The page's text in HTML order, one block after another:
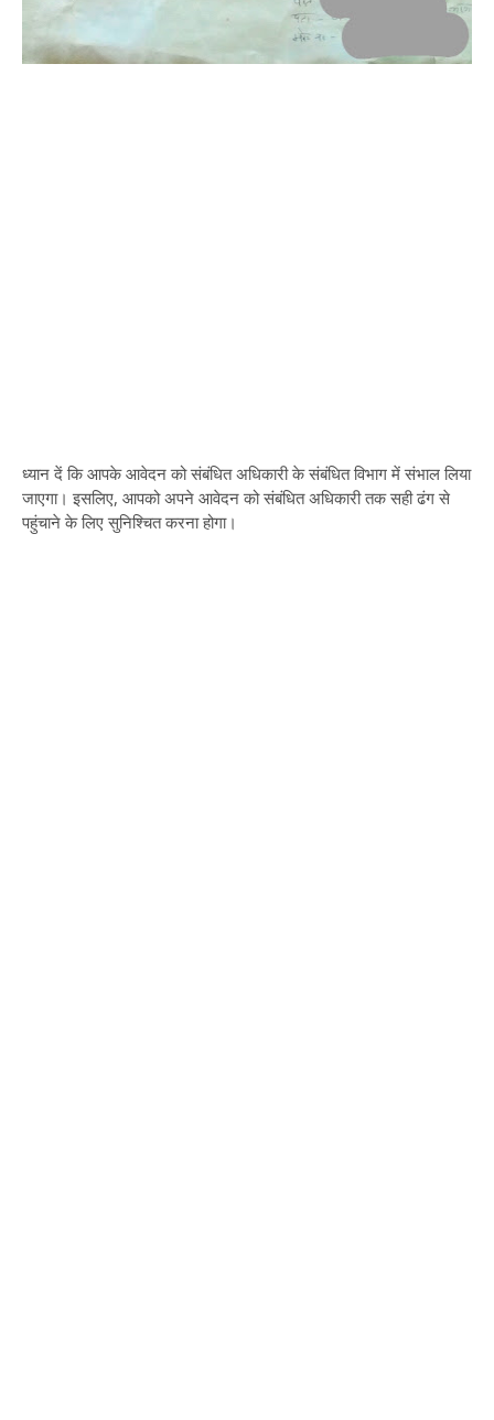
ध्यान दें कि आपके आवेदन को संबंधित अधिकारी के संबंधित विभाग में संभाल लिया
जाएगा। इसलिए, आपको अपने आवेदन को संबंधित अधिकारी तक सही ढंग से
पहुंचाने के लिए सुनिश्चित करना होगा।